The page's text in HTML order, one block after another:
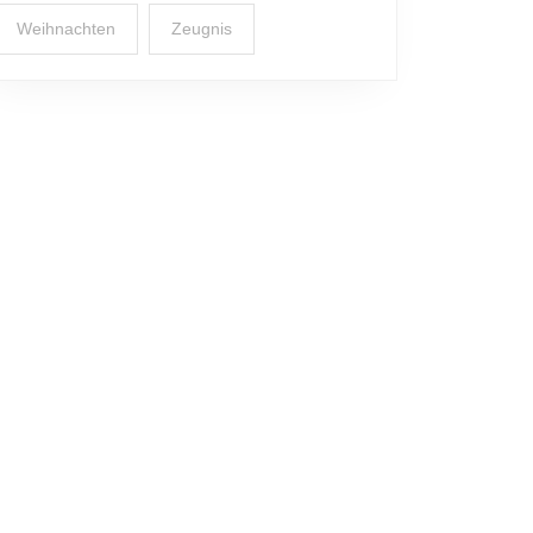
Weihnachten Zeugnis